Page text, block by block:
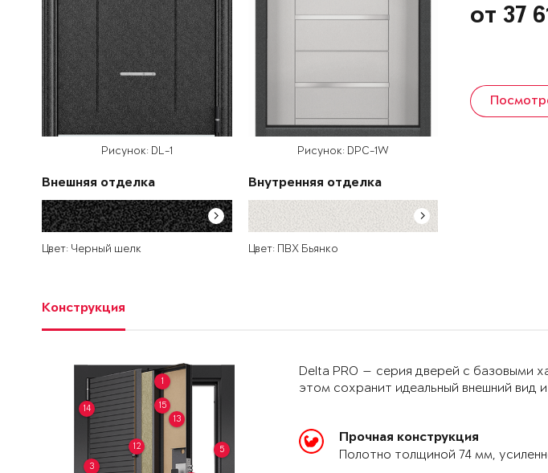
Рисунок: DL-1
Внешняя отделка
Цвет: Черный шелк
Рисунок: DPC-1W
Внутренняя отделка
Цвет: ПВХ Бьянко
от 37
Конструкция
1
3
5
12
13
14 15
Delta PRO — серия дверей с базовыми
этом сохранит идеальный внешний вид
Прочная конструкция
Полотно толщиной 74 мм,